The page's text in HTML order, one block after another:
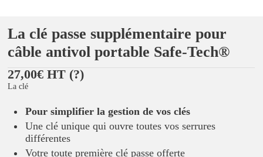
La clé passe supplémentaire pour
câble antivol portable Safe-Tech®
27,00€ HT (?)
La clé
Pour simplifier la gestion de vos clés
Une clé unique qui ouvre toutes vos serrures
différentes
Votre toute première clé passe offerte